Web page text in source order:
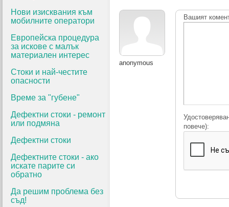
Нови изисквания към
мобилните оператори
Европейска процедура
за искове с малък
материален интерес
Стоки и най-честите
опасности
Време за "губене"
Дефектни стоки - ремонт
или подмяна
Дефектни стоки
Дефектните стоки - ако
искате парите си
обратно
Да решим проблема без
съд!
anonymous
Вашият
повече):